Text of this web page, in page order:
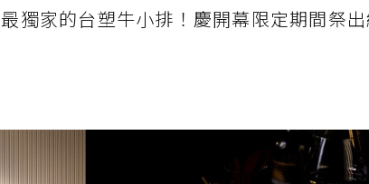
獨家的台塑牛小排！慶開幕限定期間祭